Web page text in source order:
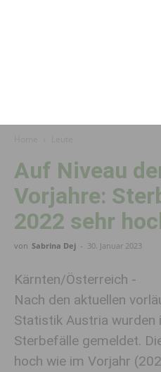
Auf Niveau
Vorjahre:
2022 sehr
von Sabrina Dej - 30. Januar 2023
Kärnten/Österreich -
Nach den aktuellen
Statistik Austria
Sterbefälle gemeldet.
hoch wie im Vorjahr